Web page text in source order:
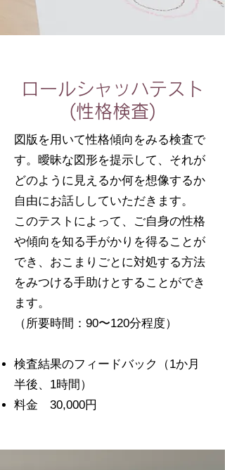
ロールシャッハテスト
(性格検査)
図版を用いて性格傾向をみる検査で
す。曖昧な図形を提示して、それが
どのように見えるか何を想像するか
自由にお話ししていただきます。
このテストによって、ご自身の性格
や傾向を知る手がかりを得ることが
でき、おこまりごとに対処する方法
をみつける手助けとすることができ
ます。
（所要時間：90〜120分程度）
検査結果のフィードバック（1か月
半後、1時間）
料金 30,000円